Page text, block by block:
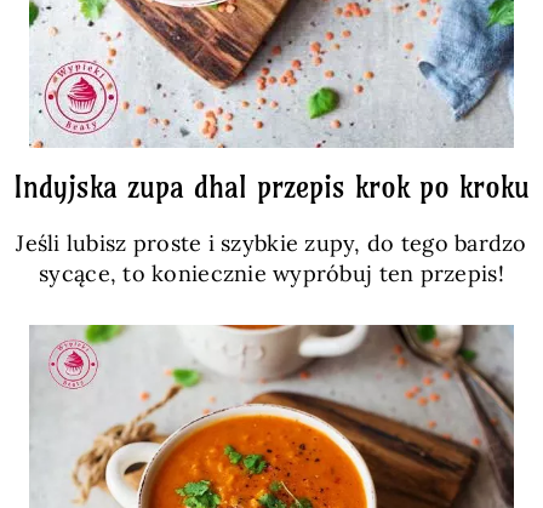
Indyjska zupa dhal przepis krok po kroku
Jeśli lubisz proste i szybkie zupy, do tego bardzo
sycące, to koniecznie wypróbuj ten przepis!